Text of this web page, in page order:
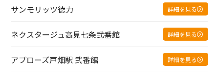
サンモリッツ徳力 詳細を見る
ネクスタージュ高見七条弐番館 詳細を見る
アプローズ戸畑駅 弐番館 詳細を見る